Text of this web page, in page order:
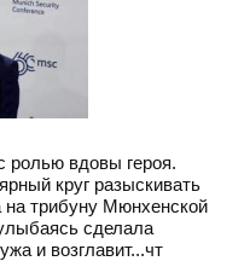
ролью вдовы героя.
круг разыскивать
трибуну Мюнхенской
сделала
и возглавит...чт